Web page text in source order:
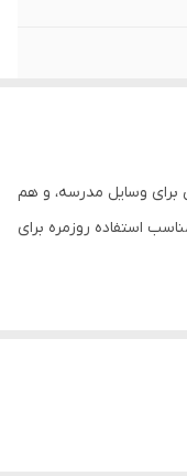
برای وسایل مدرسه، و هم
استفاده روزمره برای
کلاسور